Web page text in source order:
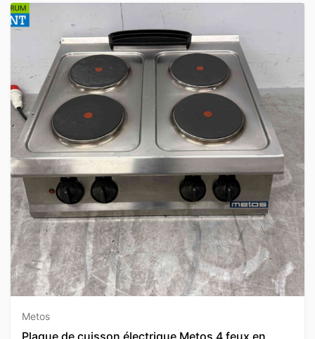
Metos
Plaque de cuisson électrique Metos 4 feux en